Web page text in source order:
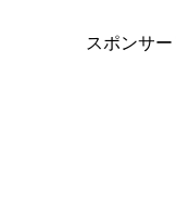
スポンサ